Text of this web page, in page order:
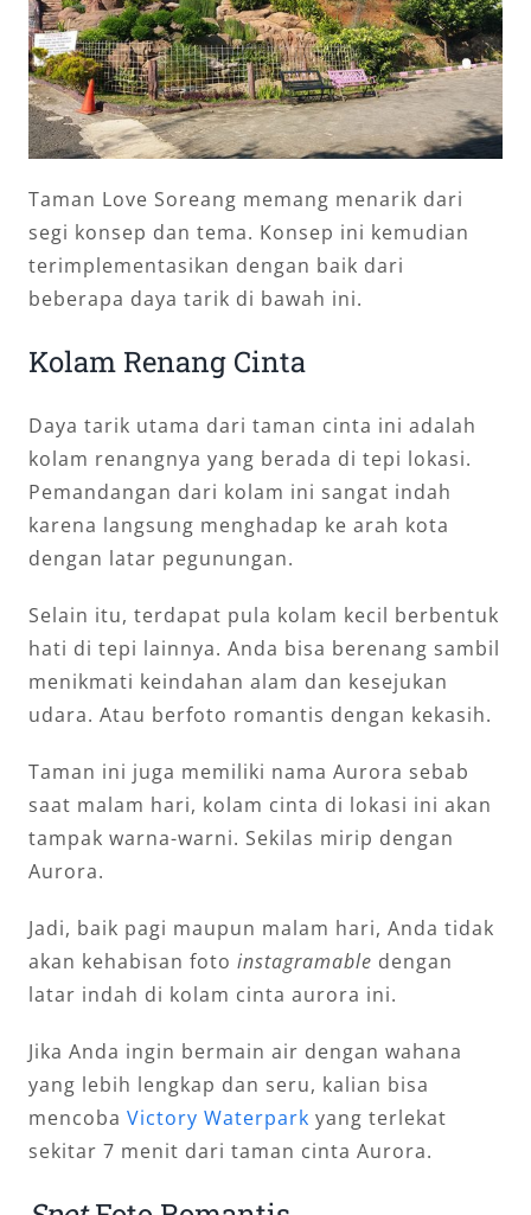
Taman Love Soreang memang menarik dari
segi konsep dan tema. Konsep ini kemudian
terimplementasikan dengan baik dari
beberapa daya tarik di bawah ini.
Kolam Renang Cinta
Daya tarik utama dari taman cinta ini adalah
kolam renangnya yang berada di tepi lokasi.
Pemandangan dari kolam ini sangat indah
karena langsung menghadap ke arah kota
dengan latar pegunungan.
Selain itu, terdapat pula kolam kecil berbentuk
hati di tepi lainnya. Anda bisa berenang sambil
menikmati keindahan alam dan kesejukan
udara. Atau berfoto romantis dengan kekasih.
Taman ini juga memiliki nama Aurora sebab
saat malam hari, kolam cinta di lokasi ini akan
tampak warna-warni. Sekilas mirip dengan
Aurora.
Jadi, baik pagi maupun malam hari, Anda tidak
akan kehabisan foto instagramable dengan
latar indah di kolam cinta aurora ini.
Jika Anda ingin bermain air dengan wahana
yang lebih lengkap dan seru, kalian bisa
mencoba Victory Waterpark yang terlekat
sekitar 7 menit dari taman cinta Aurora.